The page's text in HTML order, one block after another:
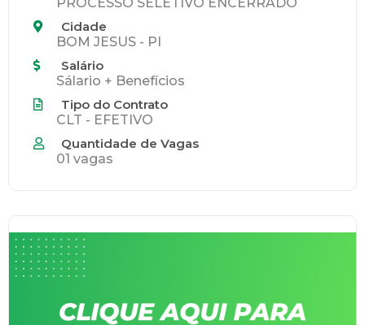
Cidade
BOM JESUS - PI
Salário
Sálario + Benefícios
Tipo do Contrato
CLT - EFETIVO
Quantidade de Vagas
01 vagas